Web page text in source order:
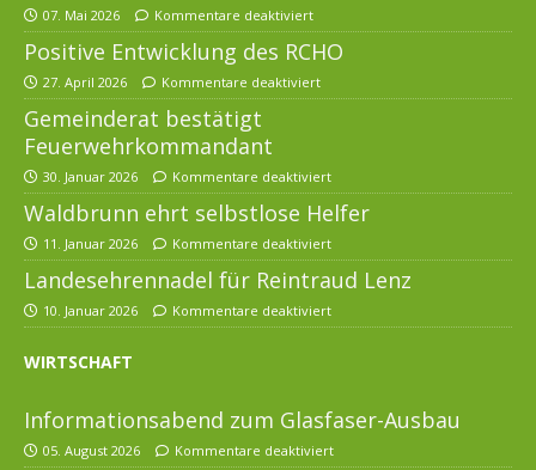
07. Mai 2026 Kommentare deaktiviert
Positive Entwicklung des RCHO
27. April 2026 Kommentare deaktiviert
Gemeinderat bestätigt
Feuerwehrkommandant
30. Januar 2026 Kommentare deaktiviert
Waldbrunn ehrt selbstlose Helfer
11. Januar 2026 Kommentare deaktiviert
Landesehrennadel für Reintraud Lenz
10. Januar 2026 Kommentare deaktiviert
WIRTSCHAFT
Informationsabend zum Glasfaser-Ausbau
05. August 2026 Kommentare deaktiviert